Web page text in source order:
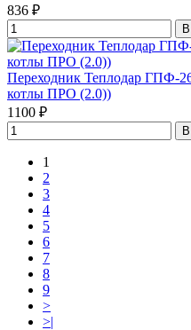
836 ₽
Переходник Теплодар ГПФ-
котлы ПРО (2.0))
1100 ₽
1
2
3
4
5
6
7
8
9
>
>|